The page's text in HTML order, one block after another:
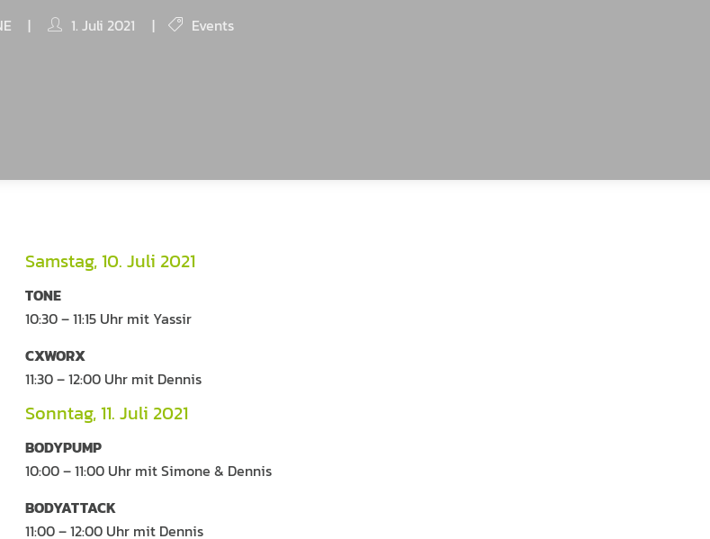
| 1. Juli 2021 | Events
Samstag, 10. Juli 2021
TONE
10:30 – 11:15 Uhr mit Yassir
CXWORX
11:30 – 12:00 Uhr mit Dennis
Sonntag, 11. Juli 2021
BODYPUMP
10:00 – 11:00 Uhr mit Simone & Dennis
BODYATTACK
11:00 – 12:00 Uhr mit Dennis